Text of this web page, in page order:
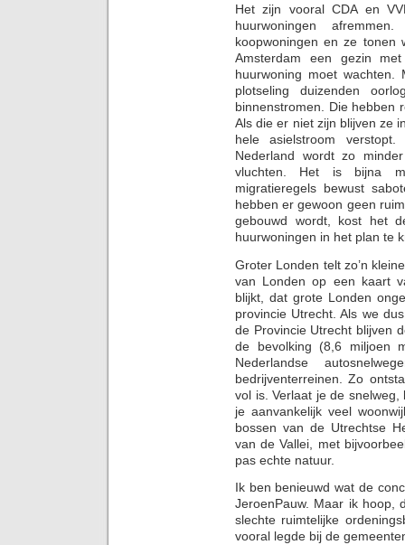
Het zijn vooral CDA en
huurwoningen
koopwoningen en ze tonen
Amsterdam een gezin
huurwoning moet
plotseling duizenden
binnenstromen. Die hebben
Als die er niet zijn blijven ze
hele asielstroom
Nederland wordt zo
vluchten. Het is bijna
migratieregels bewust
hebben er gewoon geen
gebouwd wordt, kost het
huurwoningen in het plan te
Groter Londen telt zo’n
van Londen op een kaart
blijkt, dat grote Londen
provincie Utrecht. Als we
de Provincie Utrecht blijven
de bevolking (8,6 miljoen
Nederlandse
bedrijventerreinen. Zo
vol is. Verlaat je de
je aanvankelijk veel
bossen van de Utrechtse
van de Vallei, met
pas echte natuur.
Ik ben benieuwd wat de
JeroenPauw. Maar ik hoop,
slechte ruimtelijke
vooral legde bij de